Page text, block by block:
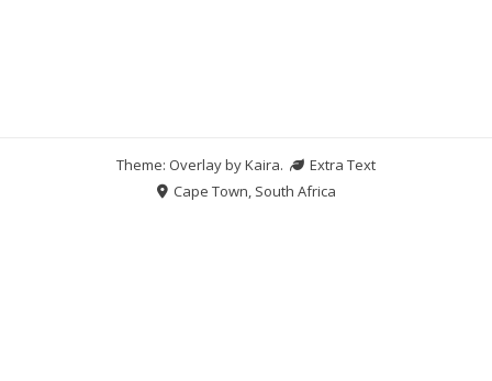
Theme: Overlay byKaira.
Extra Text
Cape Town, South Africa